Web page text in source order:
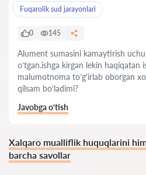
Fuqarolik sud jarayonlari
0 145
Alument sumasini kamaytirish
oʻtgan.ishga kirgan lekin haqiqatan
malumotnoma toʻgʻirlab oborgan
qilsam boʻladimi?
Javobga o‘tish
Xalqaro mualliflik huquqlarini
barcha savollar